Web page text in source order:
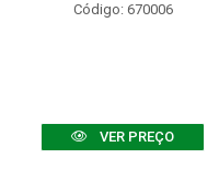
Código: 670006
VER PREÇO